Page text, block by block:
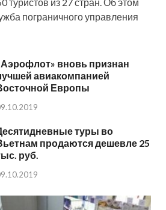
пограничного управления
вновь признан
авиакомпанией
Европы
туры во
продаются дешевле 25
руб.